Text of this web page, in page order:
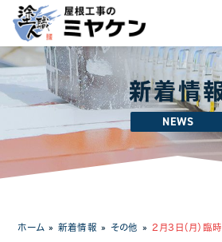
新着情
NEWS
ホーム »新着情報 » その他 » 2月3日（月）臨